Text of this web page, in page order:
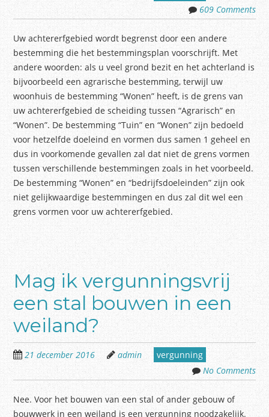
609 Comments
Uw achtererfgebied wordt begrenst door een andere
bestemming die het bestemmingsplan voorschrijft. Met
andere woorden: als u veel grond bezit en het achterland is
bijvoorbeeld een agrarische bestemming, terwijl uw
woonhuis de bestemming “Wonen” heeft, is de grens van
uw achtererfgebied de scheiding tussen “Agrarisch” en
“Wonen”. De bestemming “Tuin” en “Wonen” zijn bedoeld
voor hetzelfde doeleind en vormen dus samen 1 geheel en
dus in voorkomende gevallen zal dat niet de grens vormen
tussen verschillende bestemmingen zoals in het voorbeeld.
De bestemming “Wonen” en “bedrijfsdoeleinden” zijn ook
niet gelijkwaardige bestemmingen en dus zal dit wel een
grens vormen voor uw achtererfgebied.
Mag ik vergunningsvrij
een stal bouwen in een
weiland?
21 december 2016 admin
vergunning
No Comments
Nee. Voor het bouwen van een stal of ander gebouw of
bouwwerk in een weiland is een vergunning noodzakelijk.